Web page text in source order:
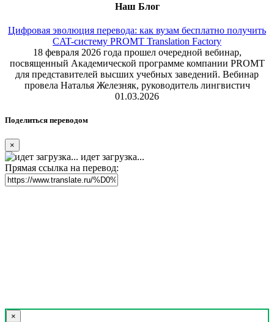
Наш Блог
Цифровая эволюция перевода: как вузам бесплатно получить
CAT-систему PROMT Translation Factory
18 февраля 2026 года прошел очередной вебинар,
посвященный Академической программе компании PROMT
для представителей высших учебных заведений. Вебинар
провела Наталья Железняк, руководитель лингвистич
01.03.2026
Поделиться переводом
×
идет загрузка...
Прямая ссылка на перевод:
×